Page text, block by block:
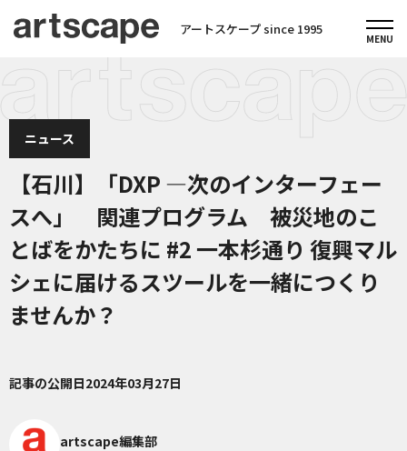
アートスケープ since 1995
ニュース
【石川】「DXP ―次のインターフェー
スへ」 関連プログラム 被災地のこ
とばをかたちに #2 一本杉通り 復興マル
シェに届けるスツールを一緒につくり
ませんか？
記事の公開日2024年03月27日
artscape編集部